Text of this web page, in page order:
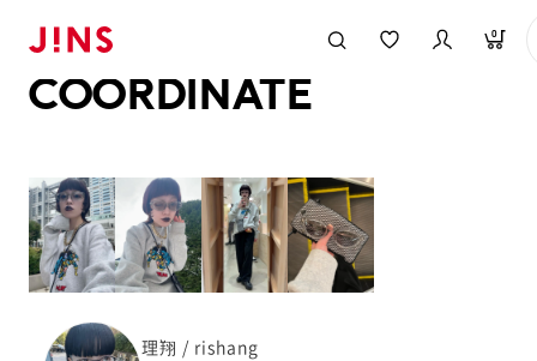
0
COORDINATE
理翔 / rishang